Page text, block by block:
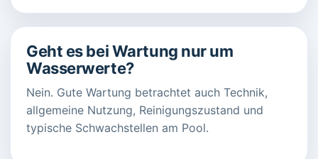
Geht es bei Wartung nur um
Wasserwerte?
Nein. Gute Wartung betrachtet auch Technik,
allgemeine Nutzung, Reinigungszustand und
typische Schwachstellen am Pool.